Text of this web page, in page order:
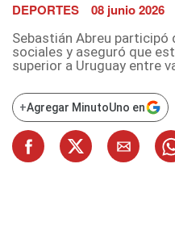
DEPORTES 08 junio 2026
Sebastián Abreu participó
sociales y aseguró que
superior a Uruguay entre
+Agregar MinutoUno en